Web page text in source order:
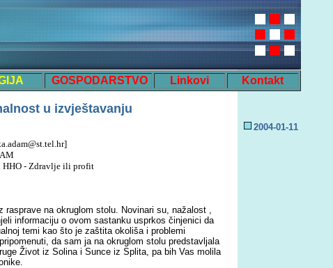
GOSPODARSTVO Linkovi Kontakt
u izvještavanju
HHO - Zdravlje ili profit
rasprave na okruglom stolu. Novinari su, nažalost ,
informaciju o ovom sastanku usprkos činjenici da
alnoj temi kao što je zaštita okoliša i problemi
da sam ja na okruglom stolu predstavljala
Život iz Solina i Sunce iz Splita, pa bih Vas molila
2004-01-11